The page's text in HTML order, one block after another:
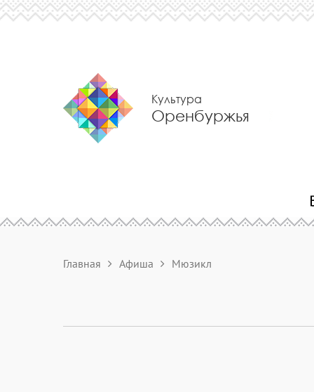
Культура
Оренбуржья
Главная Афиша Мюзикл